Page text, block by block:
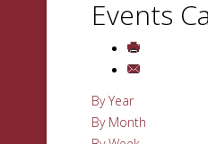
Events
By Year
By Month